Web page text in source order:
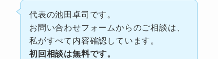
代表の池田卓司です。
お問い合わせフォームからのご相談は、
私がすべて内容確認しています。
初回相談は無料です。